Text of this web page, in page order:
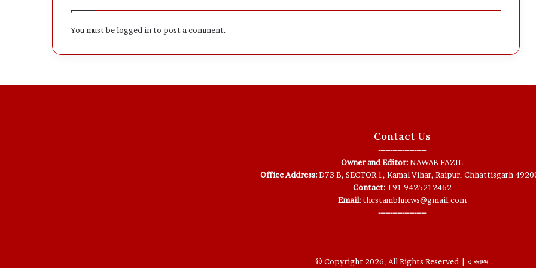
You must belogged in to post a comment.
Contact Us
--------------------
Owner and Editor:NAWAB FAZIL
Office Address:D73 B, SECTOR 1, Kamal Vihar, Raipur, Chhattisgarh
Contact:+91 9425212462
Email:thestambhnews@gmail.com
--------------------
© Copyright 2026, All Rights Reserved | द स्तम्भ